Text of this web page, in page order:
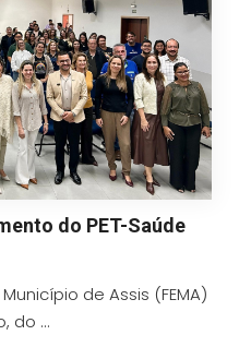
do PET-Saúde
de Assis (FEMA)
do ...